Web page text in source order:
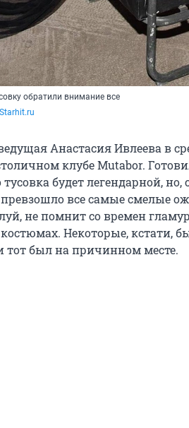
обратили внимание все
Starhit.ru
Анастасия Ивлеева в
клубе Mutabor.
будет легендарной,
все самые смелые
не помнит со времен
Некоторые, кстати,
тот был на причинном месте.